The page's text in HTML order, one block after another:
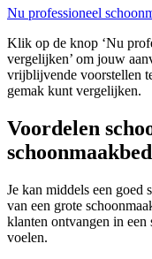
Nu professioneel
Klik op de knop ‘Nu
vergelijken’ om jouw
vrijblijvende voorstellen
gemak kunt vergelijken.
Voordelen
Je kan middels een
van een grote
klanten ontvangen in
voelen.